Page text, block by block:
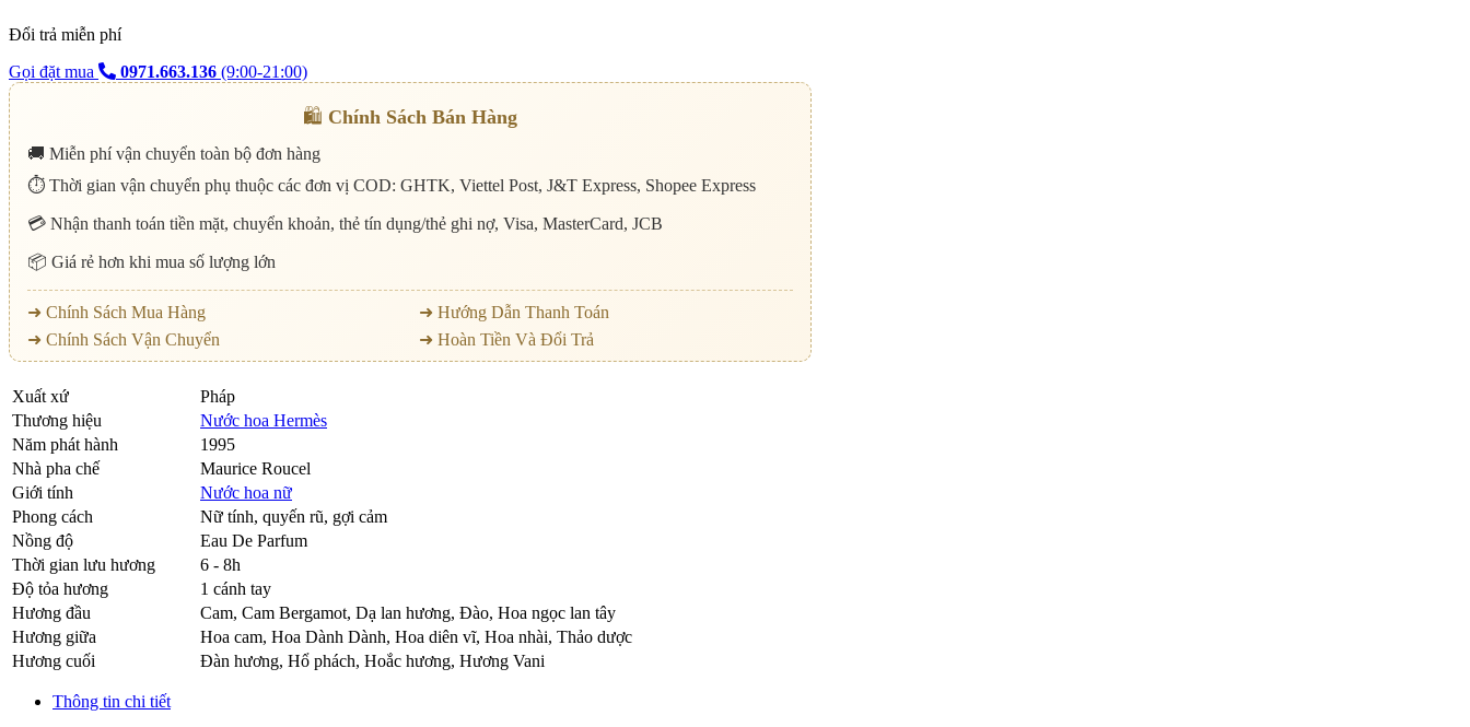
Đổi trả miễn phí
Gọi đặt mua
0971.663.136 (9:00-21:00)
🛍️ Chính Sách Bán Hàng
🚚 Miễn phí vận chuyển toàn bộ đơn hàng
⏱️ Thời gian vận chuyển phụ thuộc các đơn vị COD: GHTK, Viettel Post, J&T Express, Shopee Express
💳 Nhận thanh toán tiền mặt, chuyển khoản, thẻ tín dụng/thẻ ghi nợ, Visa, MasterCard, JCB
📦 Giá rẻ hơn khi mua số lượng lớn
➜ Chính Sách Mua Hàng
➜ Hướng Dẫn Thanh Toán
➜ Chính Sách Vận Chuyển
➜ Hoàn Tiền Và Đổi Trả
Xuất xứ
Pháp
Thương hiệu
Nước hoa Hermès
Năm phát hành
1995
Nhà pha chế
Maurice Roucel
Giới tính
Nước hoa nữ
Phong cách
Nữ tính, quyến rũ, gợi cảm
Nồng độ
Eau De Parfum
Thời gian lưu hương
6 - 8h
Độ tỏa hương
1 cánh tay
Hương đầu
Cam, Cam Bergamot, Dạ lan hương, Đào, Hoa ngọc lan tây
Hương giữa
Hoa cam, Hoa Dành Dành, Hoa diên vĩ, Hoa nhài, Thảo dược
Hương cuối
Đàn hương, Hổ phách, Hoắc hương, Hương Vani
Thông tin chi tiết